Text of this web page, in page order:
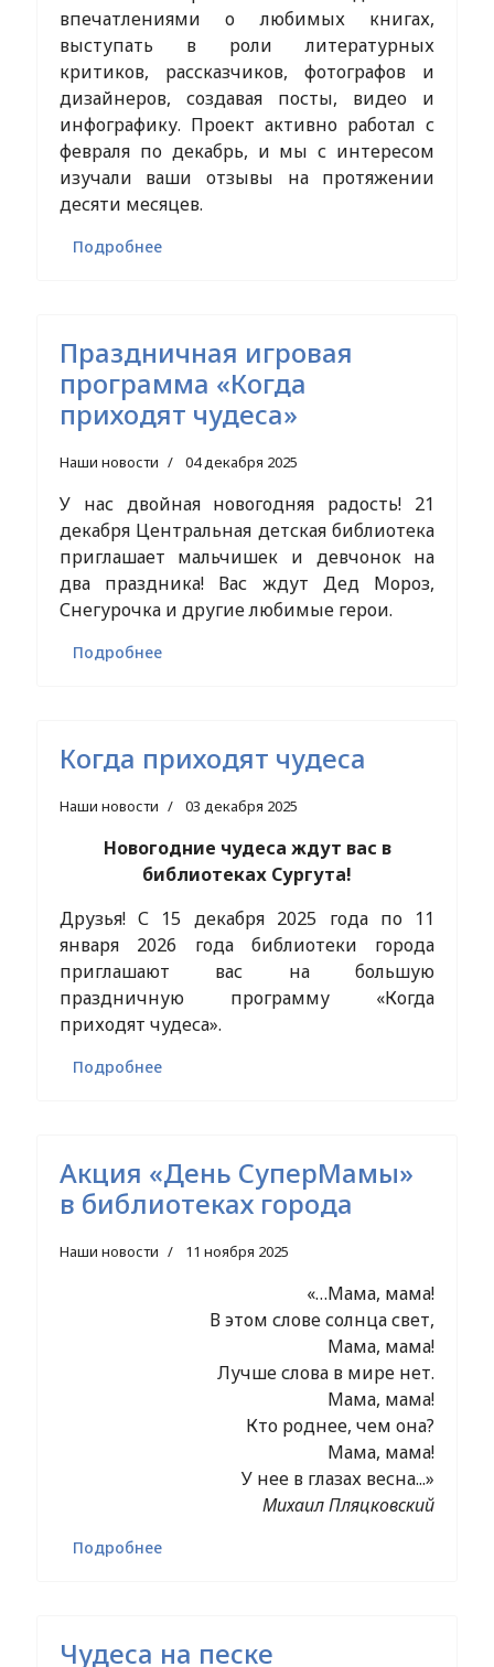
впечатлениями о любимых книгах,
выступать в роли литературных
критиков, рассказчиков, фотографов и
дизайнеров, создавая посты, видео и
инфографику. Проект активно работал с
февраля по декабрь, и мы с интересом
изучали ваши отзывы на протяжении
десяти месяцев.
Подробнее
Праздничная игровая
программа «Когда
приходят чудеса»
Наши новости 04 декабря 2025
У нас двойная новогодняя радость! 21
декабря Центральная детская библиотека
приглашает мальчишек и девчонок на
два праздника! Вас ждут Дед Мороз,
Снегурочка и другие любимые герои.
Подробнее
Когда приходят чудеса
Наши новости 03 декабря 2025
Новогодние чудеса ждут вас в
библиотеках Сургута!
Друзья! С 15 декабря 2025 года по 11
января 2026 года библиотеки города
приглашают вас на большую
праздничную программу «Когда
приходят чудеса».
Подробнее
Акция «День СуперМамы»
в библиотеках города
Наши новости 11 ноября 2025
«…Мама, мама!
В этом слове солнца свет,
Мама, мама!
Лучше слова в мире нет.
Мама, мама!
Кто роднее, чем она?
Мама, мама!
У нее в глазах весна...»
Михаил Пляцковский
Подробнее
Чудеса на песке